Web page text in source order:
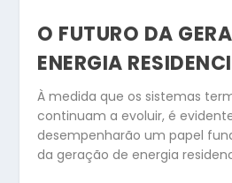
O FUTURO DA
ENERGIA
À medida que os sistemas
continuam a evoluir, é
desempenharão um papel
da geração de energia